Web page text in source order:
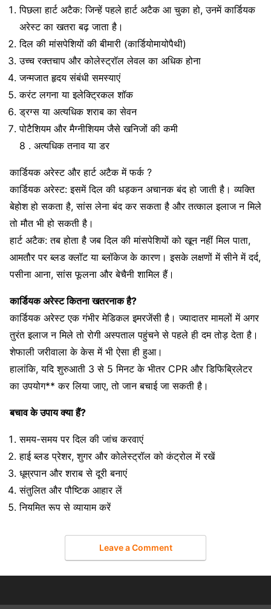
पिछला हार्ट अटैक: जिन्हें पहले हार्ट अटैक आ चुका हो, उनमें कार्डियक
अरेस्ट का खतरा बढ़ जाता है।
दिल की मांसपेशियों की बीमारी (कार्डियोमायोपैथी)
उच्च रक्तचाप और कोलेस्ट्रॉल लेवल का अधिक होना
जन्मजात हृदय संबंधी समस्याएं
करंट लगना या इलेक्ट्रिकल शॉक
ड्रग्स या अत्यधिक शराब का सेवन
पोटैशियम और मैग्नीशियम जैसे खनिजों की कमी
8 . अत्यधिक तनाव या डर
कार्डियक अरेस्ट और हार्ट अटैक में फर्क ?
कार्डियक अरेस्ट: इसमें दिल की धड़कन अचानक बंद हो जाती है। व्यक्ति
बेहोश हो सकता है, सांस लेना बंद कर सकता है और तत्काल इलाज न मिले
तो मौत भी हो सकती है।
हार्ट अटैक: तब होता है जब दिल की मांसपेशियों को खून नहीं मिल पाता,
आमतौर पर ब्लड क्लॉट या ब्लॉकेज के कारण। इसके लक्षणों में सीने में दर्द,
पसीना आना, सांस फूलना और बेचैनी शामिल हैं।
कार्डियक अरेस्ट कितना खतरनाक है?
कार्डियक अरेस्ट एक गंभीर मेडिकल इमरजेंसी है। ज्यादातर मामलों में अगर
तुरंत इलाज न मिले तो रोगी अस्पताल पहुंचने से पहले ही दम तोड़ देता है।
शेफाली जरीवाला के केस में भी ऐसा ही हुआ।
हालांकि, यदि शुरुआती 3 से 5 मिनट के भीतर CPR और डिफिब्रिलेटर
का उपयोग** कर लिया जाए, तो जान बचाई जा सकती है।
बचाव के उपाय क्या हैं?
समय-समय पर दिल की जांच करवाएं
हाई ब्लड प्रेशर, शुगर और कोलेस्ट्रॉल को कंट्रोल में रखें
धूम्रपान और शराब से दूरी बनाएं
संतुलित और पौष्टिक आहार लें
नियमित रूप से व्यायाम करें
Leave a Comment